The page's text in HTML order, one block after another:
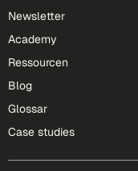
Newsletter
Academy
Ressourcen
Blog
Glossar
Case studies